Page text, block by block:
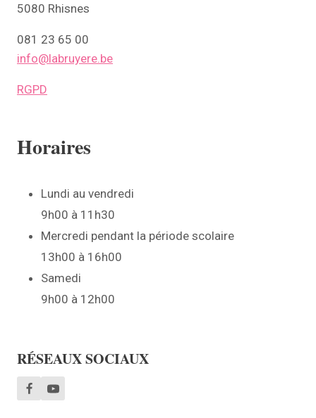
5080 Rhisnes
081 23 65 00
info@labruyere.be
RGPD
Horaires
Lundi au vendredi
9h00 à 11h30
Mercredi pendant la période scolaire
13h00 à 16h00
Samedi
9h00 à 12h00
RÉSEAUX SOCIAUX